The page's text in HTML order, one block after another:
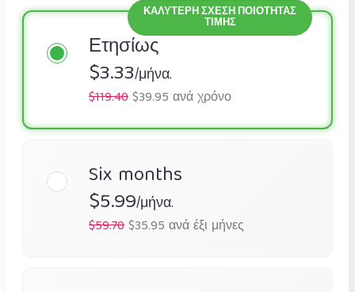
Ετησίως
$3.33/μήνα.
$119.40$39.95 ανά χρόνο
Six months
$5.99/μήνα.
$59.70$35.95 ανά έξι μήνες